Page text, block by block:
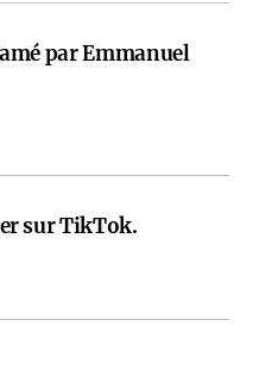
par Emmanuel
sur TikTok.